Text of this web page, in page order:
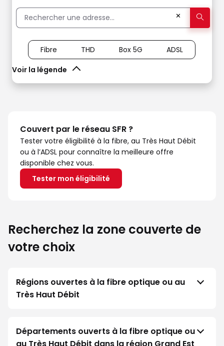
✕
Voir la légende
Fibre THD Box 5G ADSL
Couvert par le réseau SFR ?
Tester votre éligibilité à la fibre, au Très Haut Débit
ou à l’ADSL pour connaître la meilleure offre
disponible chez vous.
Tester mon éligibilité
Recherchez la zone couverte de
votre choix
Régions ouvertes à la fibre optique ou au
Très Haut Débit
Départements ouverts à la fibre optique ou